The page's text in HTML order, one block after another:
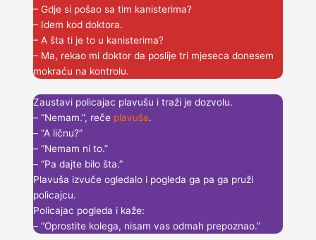
k
t
i
v
– Gdje si pošao sa tim kanisterima?
– Idem kod doktora.
– A šta ti je to u kanisterima?
– Ma, rekao mi doktor da poslije tri mjeseca donesem
mokraću na kontrolu.
Zaustavi policajac plavušu i traži je dozvolu.
– “Nemam.”, reče plavuša.
– “A ličnu?”
– “Nemam ni to.”
– “Pa dajte bilo šta.”
Plavuša izvuče ogledalo i pogleda ga pa ga pruži
policajcu.
Policajac pogleda i kaže:
– “Oprostite kolega, nisam vas odmah prepoznao.”